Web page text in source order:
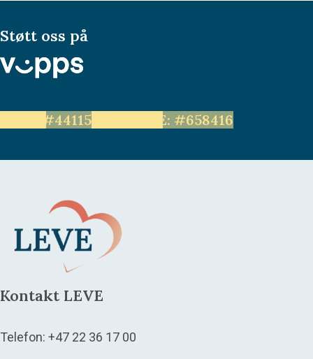
Støtt oss på
LEVE: #44115 Unge LEVE: #658416
Kontakt LEVE
Telefon: +47 22 36 17 00